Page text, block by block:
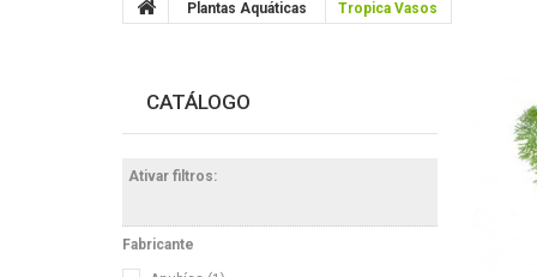
Plantas Aquáticas Tropica Vasos
CATÁLOGO
Ativar filtros:
Fabricante